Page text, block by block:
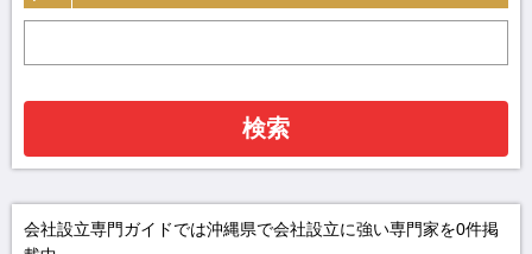
検索
会社設立専門ガイドでは沖縄県で会社設立に強い専門家を0件掲